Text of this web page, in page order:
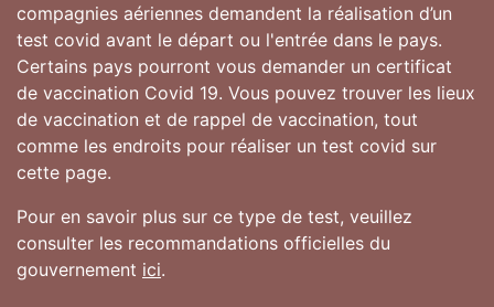
compagnies aériennes demandent la réalisation d’un
test covid avant le départ ou l'entrée dans le pays.
Certains pays pourront vous demander un certificat
de vaccination Covid 19. Vous pouvez trouver les lieux
de vaccination et de rappel de vaccination, tout
comme les endroits pour réaliser un test covid sur
cette page.
Pour en savoir plus sur ce type de test, veuillez
consulter les recommandations officielles du
gouvernement ici.